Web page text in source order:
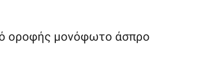
οροφής μονόφωτo άσπρο